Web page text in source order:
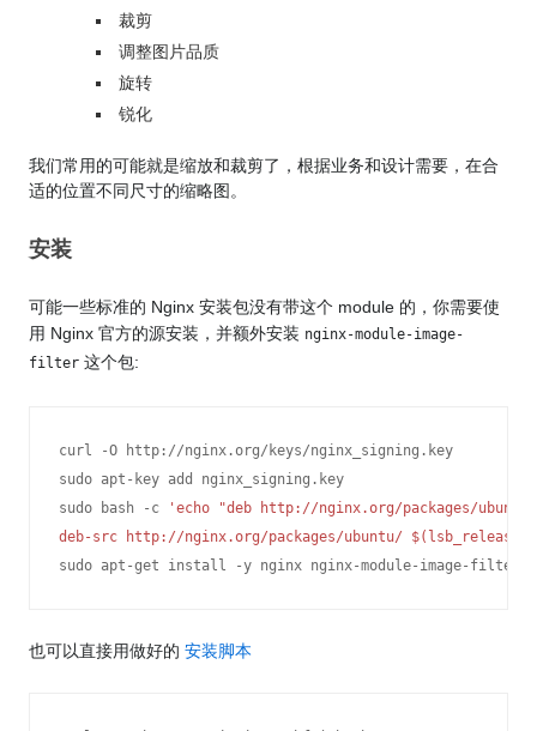
裁剪
调整图片品质
旋转
锐化
我们常用的可能就是缩放和裁剪了，根据业务和设计需要，在合
适的位置不同尺寸的缩略图。
安装
可能一些标准的 Nginx 安装包没有带这个 module 的，你需要使
用 Nginx 官方的源安装，并额外安装 nginx-module-image-
filter 这个包:
curl -O http://nginx.org/keys/nginx_signing.key
sudo apt-key add nginx_signing.key
sudo bash -c
'echo "deb http://nginx.org/packages/
deb-src http://nginx.org/packages/ubuntu/
sudo apt-get install -y nginx nginx-module-image-filter
也可以直接用做好的 安装脚本